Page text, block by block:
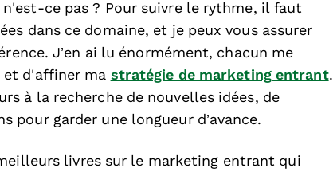
ce pas ? Pour suivre le rythme, il faut
dans ce domaine, et je peux vous assurer
J’en ai lu énormément, chacun me
et d'affiner ma stratégie de marketing entrant.
à la recherche de nouvelles idées, de
pour garder une longueur d’avance.
livres sur le marketing entrant qui